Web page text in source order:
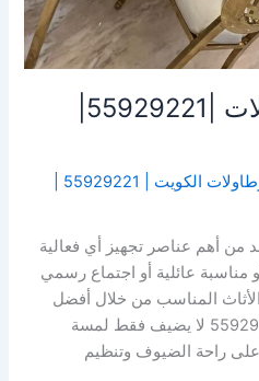
من أهم عناصر تجهيز أي فعالية
عائلية أو اجتماع رسمي
المناسب من خلال أفضل
شركة مثل النوبي ضيافة – 55929221 لا يضيف فقط لمسة
راحة الضيوف وتنظيم